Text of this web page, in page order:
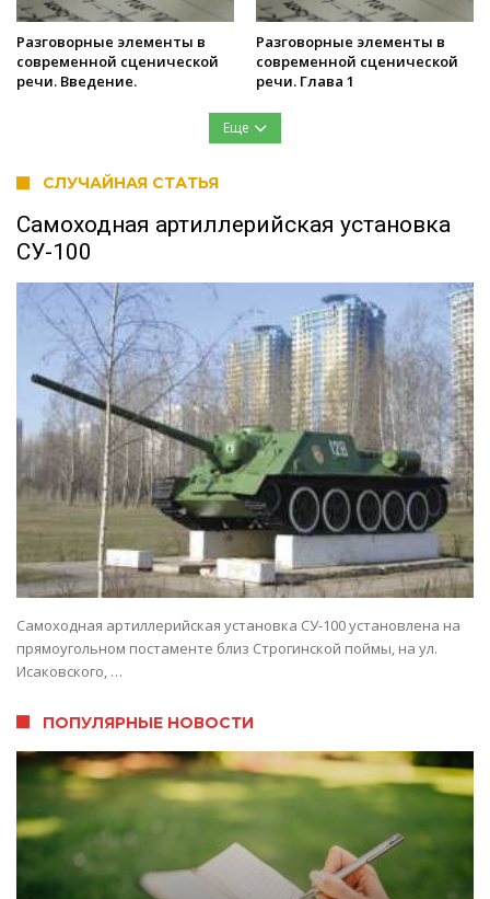
Разговорные элементы в
современной сценической
речи. Введение.
Разговорные элементы в
современной сценической
речи. Глава 1
Еще
СЛУЧАЙНАЯ СТАТЬЯ
Самоходная артиллерийская установка
СУ-100
Самоходная артиллерийская установка СУ-100 установлена на
прямоугольном постаменте близ Строгинской поймы, на ул.
Исаковского, …
ПОПУЛЯРНЫЕ НОВОСТИ